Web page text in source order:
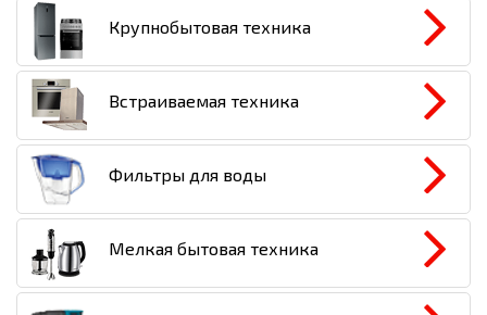
Крупнобытовая техника
Встраиваемая техника
Фильтры для воды
Мелкая бытовая техника